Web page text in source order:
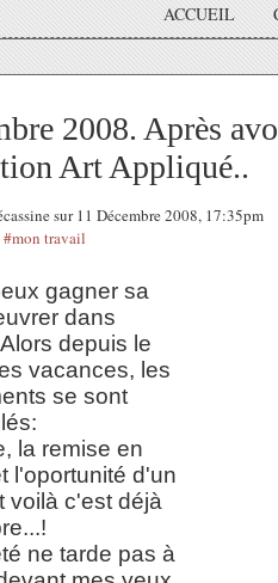
ACCUEIL
2008. Après
Art Appliqué..
sur 11 Décembre 2008, 17:35pm
#mon travail
gagner sa
dans
Alors depuis le
vacances, les
se sont
la remise en
l'oportunité d'un
voilà c'est déjà
ne tarde pas à